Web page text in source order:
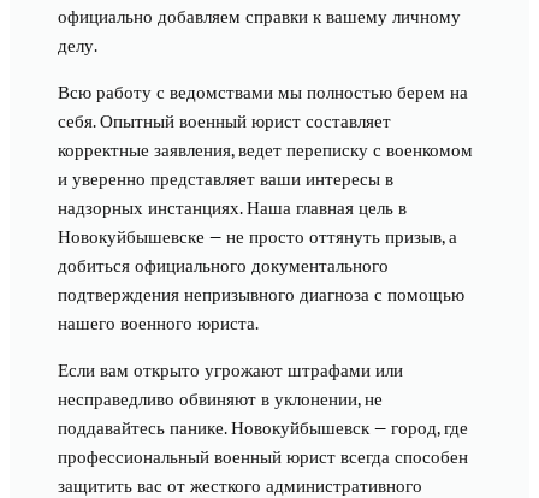
официально добавляем справки к вашему личному
делу.
Всю работу с ведомствами мы полностью берем на
себя. Опытный военный юрист составляет
корректные заявления, ведет переписку с военкомом
и уверенно представляет ваши интересы в
надзорных инстанциях. Наша главная цель в
Новокуйбышевске — не просто оттянуть призыв, а
добиться официального документального
подтверждения непризывного диагноза с помощью
нашего военного юриста.
Если вам открыто угрожают штрафами или
несправедливо обвиняют в уклонении, не
поддавайтесь панике. Новокуйбышевск — город, где
профессиональный военный юрист всегда способен
защитить вас от жесткого административного